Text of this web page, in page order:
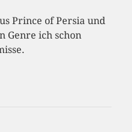
Prince of Persia und
Genre ich schon